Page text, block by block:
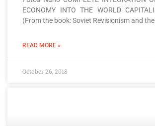
ECONOMY INTO THE WORLD
(From the book: Soviet Revisionism and the
READ MORE »
October 26, 2018